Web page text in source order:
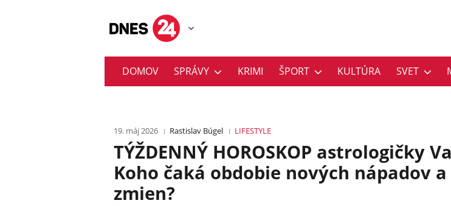
DOMOV SPRÁVY KRIMI ŠPORT KULTÚRA SVET
19. máj 2026 Rastislav Búgel LIFESTYLE
TÝŽDENNÝ HOROSKOP astrologičky
Koho čaká obdobie nových nápadov a
zmien?